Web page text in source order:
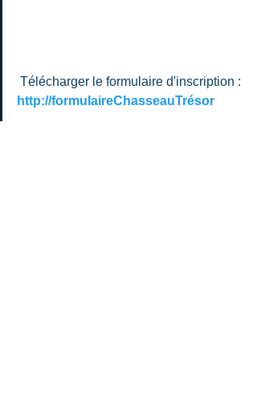
Télécharger le formulaire d'inscription :
http://formulaireChasseauTrésor